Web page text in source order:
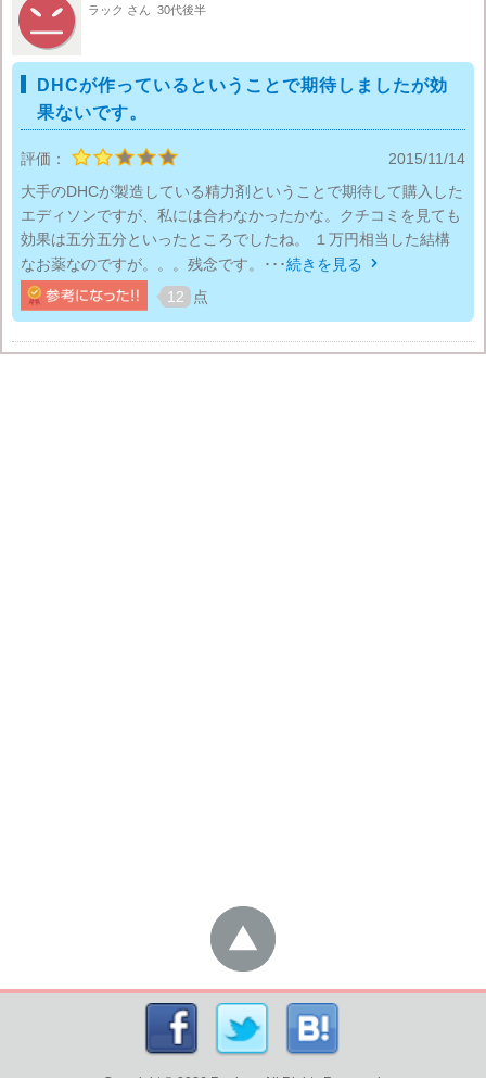
ラック さん 30代後半
DHCが作っているということで期待しましたが効
果ないです。
評価：
2015/11/14
大手のDHCが製造している精力剤ということで期待して購入した
エディソンですが、私には合わなかったかな。クチコミを見ても
効果は五分五分といったところでしたね。 １万円相当した結構
なお薬なのですが。。。残念です。･･･続きを見る 
12 点